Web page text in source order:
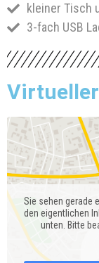
kleiner Tisch
3-fach USB
Sie sehen gerade
den eigentlichen
unten. Bitte